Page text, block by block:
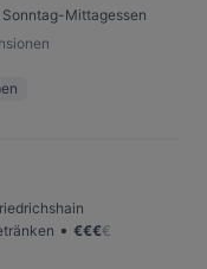
Sonntag-Mittagessen
• €€€€